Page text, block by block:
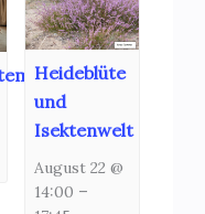
Heideblüte
und
Isektenwelt
August 22 @
14:00 –